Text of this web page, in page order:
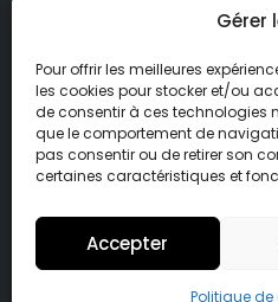
Gérer
Pour offrir les meilleures
les cookies pour stocker et/ou
de consentir à ces technologies
que le comportement de
pas consentir ou de retirer son
certaines caractéristiques et
Accepter
Politique